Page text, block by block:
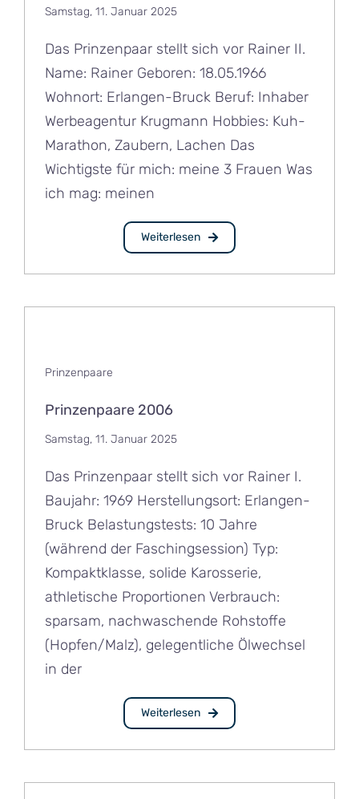
Samstag, 11. Januar 2025
Das Prinzenpaar stellt sich vor Rainer II.
Name: Rainer Geboren: 18.05.1966
Wohnort: Erlangen-Bruck Beruf: Inhaber
Werbeagentur Krugmann Hobbies: Kuh-
Marathon, Zaubern, Lachen Das
Wichtigste für mich: meine 3 Frauen Was
ich mag: meinen
Weiterlesen
Prinzenpaare
Prinzenpaare 2006
Samstag, 11. Januar 2025
Das Prinzenpaar stellt sich vor Rainer I.
Baujahr: 1969 Herstellungsort: Erlangen-
Bruck Belastungstests: 10 Jahre
(während der Faschingsession) Typ:
Kompaktklasse, solide Karosserie,
athletische Proportionen Verbrauch:
sparsam, nachwaschende Rohstoffe
(Hopfen/Malz), gelegentliche Ölwechsel
in der
Weiterlesen